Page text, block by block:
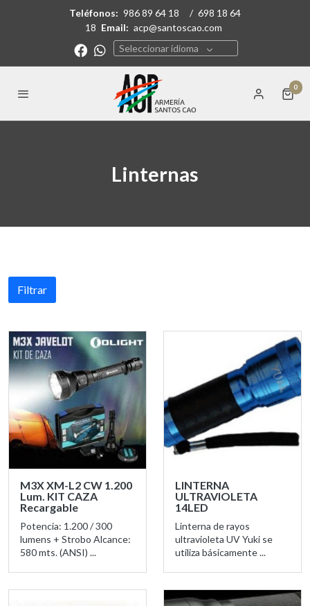
Teléfonos: 986 89 64 18 / 698 18 64
18 Email: acp@santoscao.com
Seleccionar idioma
0
Linternas
Filtrar
M3X XM-L2 CW 1.200
Lum. KIT CAZA
Recargable
Potencia: 1.200 / 300
lumens + Strobo Alcance:
580 mts. (ANSI) ...
LINTERNA
ULTRAVIOLETA
14LED
Linterna de rayos
ultravioleta UV Yuki se
utiliza básicamente ...